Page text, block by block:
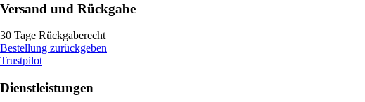
Versand und Rückgabe
30 Tage Rückgaberecht
Bestellung zurückgeben
Trustpilot
Dienstleistungen